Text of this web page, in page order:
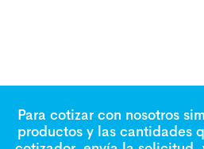
Para cotizar con nosotros
productos y las cantidades